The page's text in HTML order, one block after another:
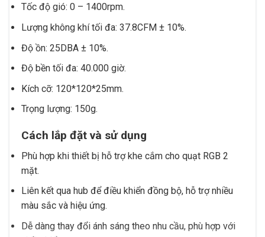
Tốc độ gió: 0 – 1400rpm.
Lượng không khí tối đa: 37.8CFM ± 10%.
Độ ồn: 25DBA ± 10%.
Độ bền tối đa: 40.000 giờ.
Kích cỡ: 120*120*25mm.
Trọng lượng: 150g.
Cách lắp đặt và sử dụng
Phù hợp khi thiết bị hỗ trợ khe cắm cho quạt RGB 2
mặt.
Liên kết qua hub để điều khiển đồng bộ, hỗ trợ nhiều
màu sắc và hiệu ứng.
Dễ dàng thay đổi ánh sáng theo nhu cầu, phù hợp với